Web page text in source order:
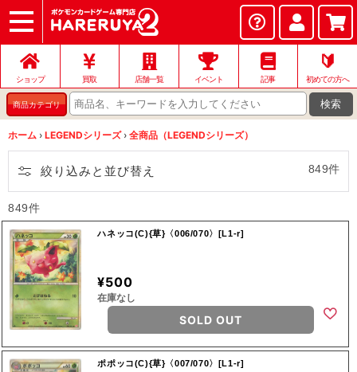
ショップ
店頭買取
ネット買取
店舗一覧
イベント
お問い合わせ
ショップ 買取 店舗一覧 イベント 記事
🔰
初めての方へ
商品カテゴリ 検索
ホーム › LEGENDシリーズ › 全商品（LEGENDシリーズ）
絞り込みと並び替え 849件
849件
ハネッコ(C){草}〈006/070〉[L1-r]
¥500
在庫なし
SOLD OUT
ポポッコ(C){草}〈007/070〉[L1-r]